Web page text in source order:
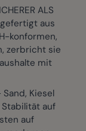
ALS
aus
konformen,
zerbricht sie
mit
Sand, Kiesel
auf
auf